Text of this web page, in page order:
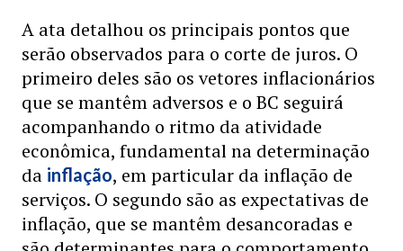
A ata detalhou os principais pontos que
serão observados para o corte de juros. O
primeiro deles são os vetores inflacionários
que se mantêm adversos e o BC seguirá
acompanhando o ritmo da atividade
econômica, fundamental na determinação
da inflação, em particular da inflação de
serviços. O segundo são as expectativas de
inflação, que se mantêm desancoradas e